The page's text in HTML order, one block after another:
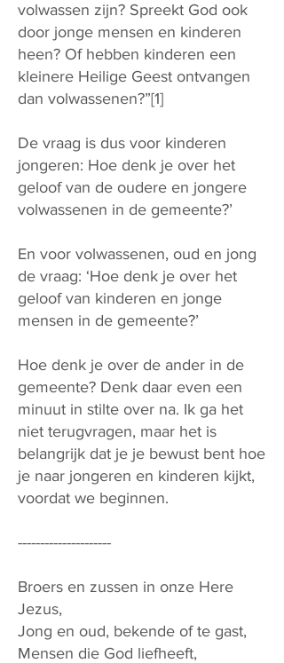
volwassen zijn? Spreekt God ook
door jonge mensen en kinderen
heen? Of hebben kinderen een
kleinere Heilige Geest ontvangen
dan volwassenen?”[1]
De vraag is dus voor kinderen
jongeren: Hoe denk je over het
geloof van de oudere en jongere
volwassenen in de gemeente?’
En voor volwassenen, oud en jong
de vraag: ‘Hoe denk je over het
geloof van kinderen en jonge
mensen in de gemeente?’
Hoe denk je over de ander in de
gemeente? Denk daar even een
minuut in stilte over na. Ik ga het
niet terugvragen, maar het is
belangrijk dat je je bewust bent hoe
je naar jongeren en kinderen kijkt,
voordat we beginnen.
---------------------
Broers en zussen in onze Here
Jezus,
Jong en oud, bekende of te gast,
Mensen die God liefheeft,